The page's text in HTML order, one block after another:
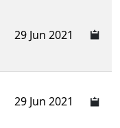
29 Jun 2021
29 Jun 2021